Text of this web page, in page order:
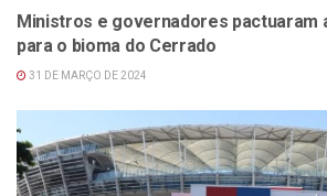
Ministros e governadores pactuaram
para o bioma do Cerrado
31 DE MARÇO DE 2024